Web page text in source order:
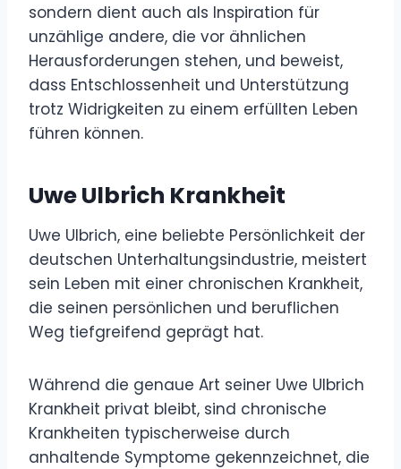
sondern dient auch als Inspiration für
unzählige andere, die vor ähnlichen
Herausforderungen stehen, und beweist,
dass Entschlossenheit und Unterstützung
trotz Widrigkeiten zu einem erfüllten Leben
führen können.
Uwe Ulbrich Krankheit
Uwe Ulbrich, eine beliebte Persönlichkeit der
deutschen Unterhaltungsindustrie, meistert
sein Leben mit einer chronischen Krankheit,
die seinen persönlichen und beruflichen
Weg tiefgreifend geprägt hat.
Während die genaue Art seiner Uwe Ulbrich
Krankheit privat bleibt, sind chronische
Krankheiten typischerweise durch
anhaltende Symptome gekennzeichnet, die